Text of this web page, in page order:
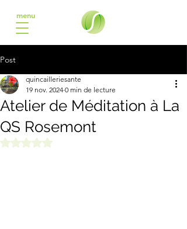
menu
Post
Atelier de Méditation à La
QS Rosemont
quincailleriesante
19 nov. 2024 0 min de lecture
Noté NaN étoiles sur 5.